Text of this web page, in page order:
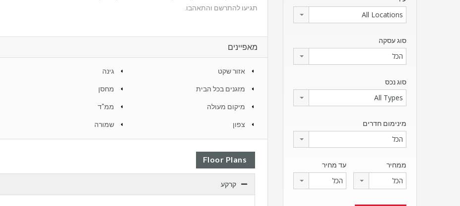
תגיעו להתרשם והתאהבו.
מאפיינים
אזור שקט גינה
מזגנים בכל הבית מחסן
מיקום מעולה ממ"ד
צפון שמורה
Floor Plans
קרקע
All Locations
סוג עסקה
הכל
סוג נכס
All Types
מינימום חדרים
הכל
ממחיר
הכל
עד מחיר
הכל